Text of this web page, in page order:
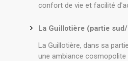
confort de vie et facilité
La Guillotière (partie
La Guillotière, dans sa
une ambiance cosmopolite